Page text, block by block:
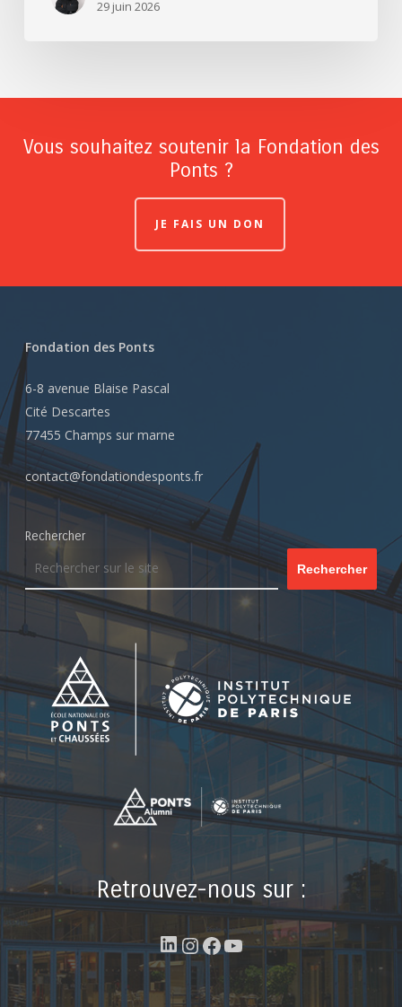
29 juin 2026
Vous souhaitez soutenir la Fondation des
Ponts ?
JE FAIS UN DON
Fondation des Ponts
6-8 avenue Blaise Pascal
Cité Descartes
77455 Champs sur marne
contact@fondationdesponts.fr
Rechercher
Rechercher
Retrouvez-nous sur :
LinkedIn
Instagram
Facebook
YouTube